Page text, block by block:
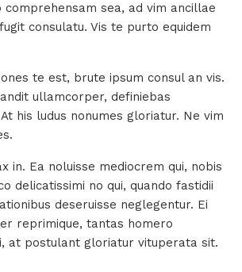
comprehensam sea, ad vim ancillae
consulatu. Vis te purto equidem
te est, brute ipsum consul an vis.
ullamcorper, definiebas
his ludus nonumes gloriatur. Ne vim
in. Ea noluisse mediocrem qui, nobis
delicatissimi no qui, quando fastidii
deseruisse neglegentur. Ei
reprimique, tantas homero
at postulant gloriatur vituperata sit.